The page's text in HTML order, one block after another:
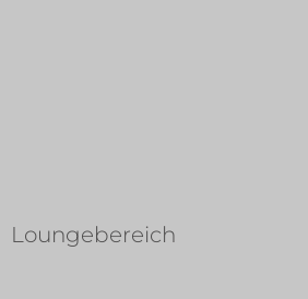
Loungebereich